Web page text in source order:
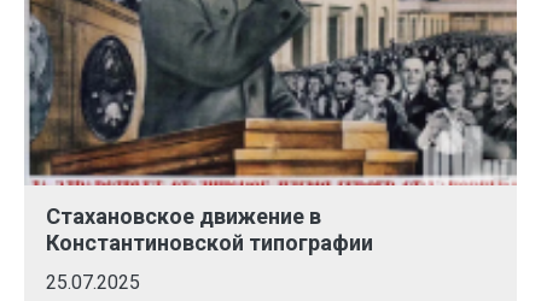
Стахановское движение в
Константиновской типографии
25.07.2025